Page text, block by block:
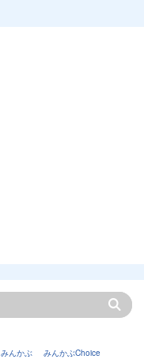
みんかぶ みんかぶChoice